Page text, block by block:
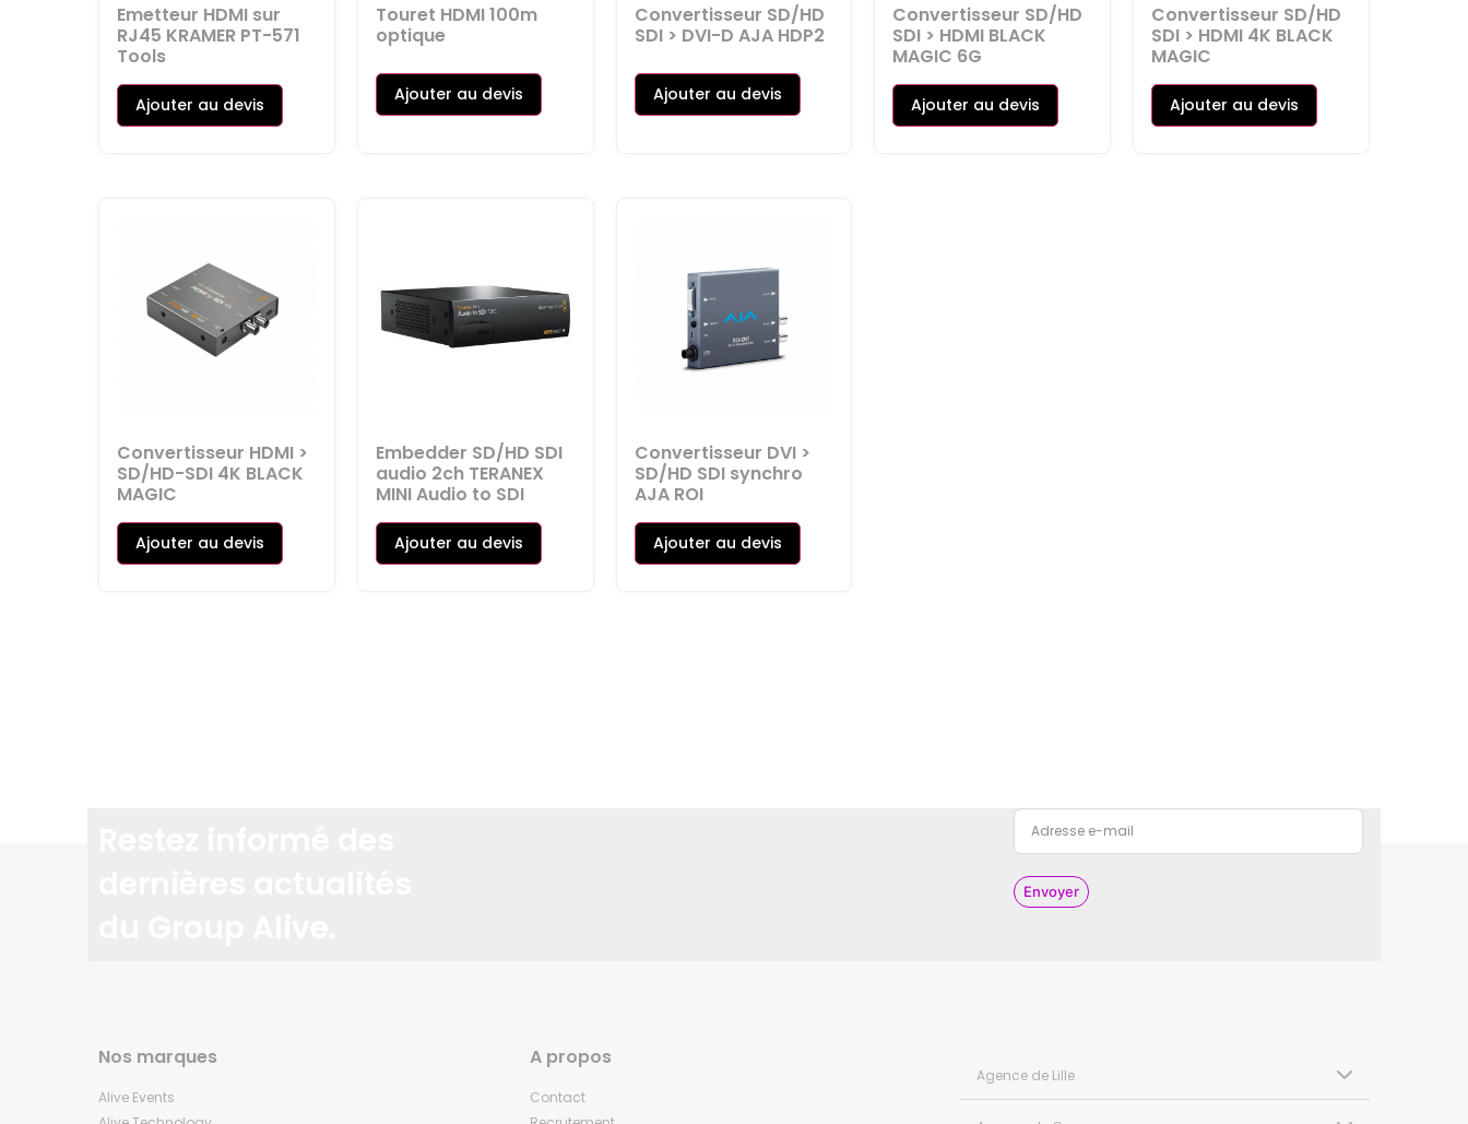
Emetteur HDMI sur
RJ45 KRAMER PT-571
Tools
Ajouter au devis
Touret HDMI 100m
optique
Ajouter au devis
Convertisseur SD/HD
SDI > DVI-D AJA HDP2
Ajouter au devis
Convertisseur SD/HD
SDI > HDMI BLACK
MAGIC 6G
Ajouter au devis
Convertisseur SD/HD
SDI > HDMI 4K BLACK
MAGIC
Ajouter au devis
Convertisseur HDMI >
SD/HD-SDI 4K BLACK
MAGIC
Ajouter au devis
Embedder SD/HD SDI
audio 2ch TERANEX
MINI Audio to SDI
Ajouter au devis
Convertisseur DVI >
SD/HD SDI synchro
AJA ROI
Ajouter au devis
Envoyer
Nos marques
Alive Events
A propos
Contact
Agence de Lille